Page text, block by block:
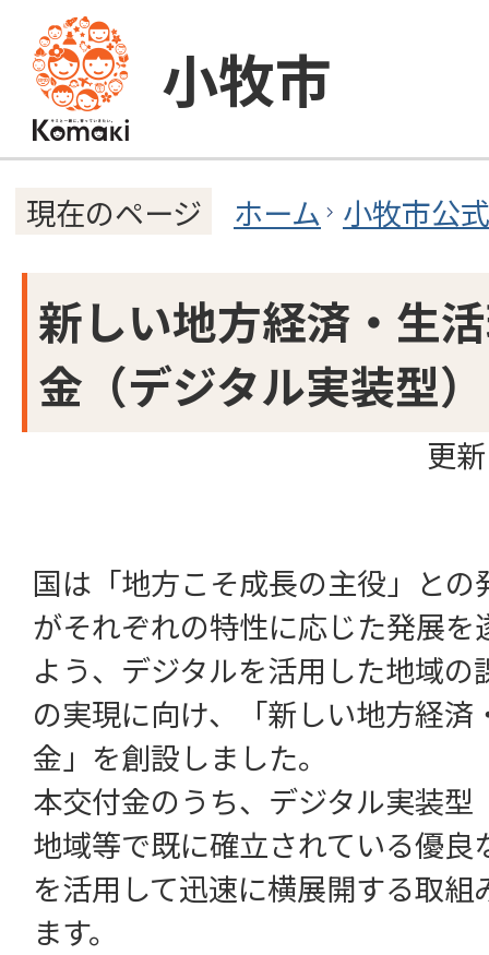
小牧市
現在のページ ホーム 小牧市公
新しい地方経済・生
金（デジタル実装型）
更
国は「地方こそ成長の主役」との
がそれぞれの特性に応じた発展を
よう、デジタルを活用した地域
の実現に向け、「新しい地方経
金」を創設しました。
本交付金のうち、デジタル実装型
地域等で既に確立されている優良
を活用して迅速に横展開する取組
ます。